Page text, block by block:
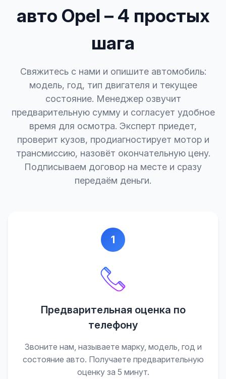
авто Opel – 4 простых
шага
Свяжитесь с нами и опишите автомобиль:
модель, год, тип двигателя и текущее
состояние. Менеджер озвучит
предварительную сумму и согласует удобное
время для осмотра. Эксперт приедет,
проверит кузов, продиагностирует мотор и
трансмиссию, назовёт окончательную цену.
Подписываем договор на месте и сразу
передаём деньги.
1
Предварительная оценка по
телефону
Звоните нам, называете марку, модель, год и
состояние авто. Получаете предварительную
оценку за 5 минут.